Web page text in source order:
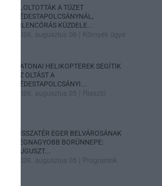
ELOLTOTTÁK A TÜZET
DÉDESTAPOLCSÁNYNÁL,
KILENCÓRÁS KÜZDELE...
2026. augusztus 06 Környék ügye
KATONAI HELIKOPTEREK SEGÍTIK
AZ OLTÁST A
DÉDESTAPOLCSÁNYI...
2026. augusztus 05 Riasztó
VISSZATÉR EGER BELVÁROSÁNAK
LEGNAGYOBB BORÜNNEPE:
AUGUSZT...
2026. augusztus 05 Programok